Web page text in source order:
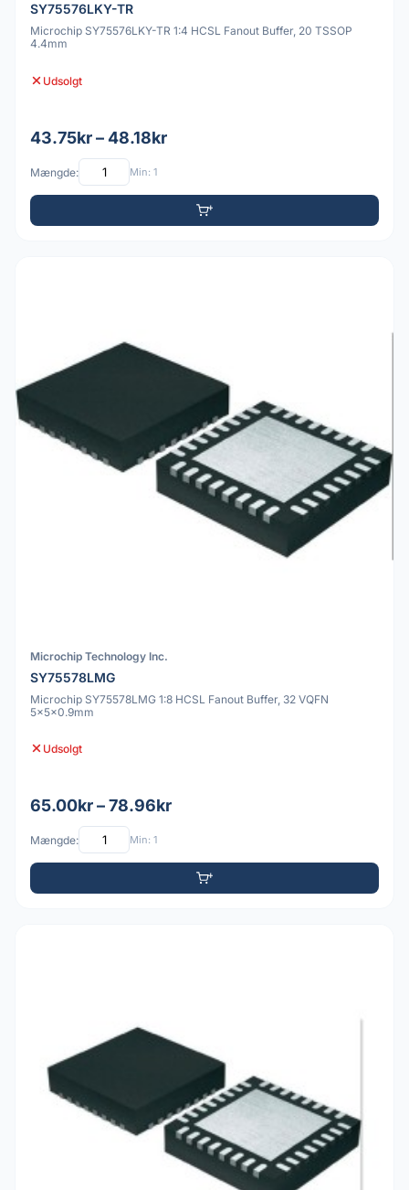
SY75576LKY-TR
Microchip SY75576LKY-TR 1:4 HCSL Fanout Buffer, 20 TSSOP
4.4mm
Udsolgt
43.75kr – 48.18kr
Mængde: Min: 1
Microchip Technology Inc.
SY75578LMG
Microchip SY75578LMG 1:8 HCSL Fanout Buffer, 32 VQFN
5x5x0.9mm
Udsolgt
65.00kr – 78.96kr
Mængde: Min: 1